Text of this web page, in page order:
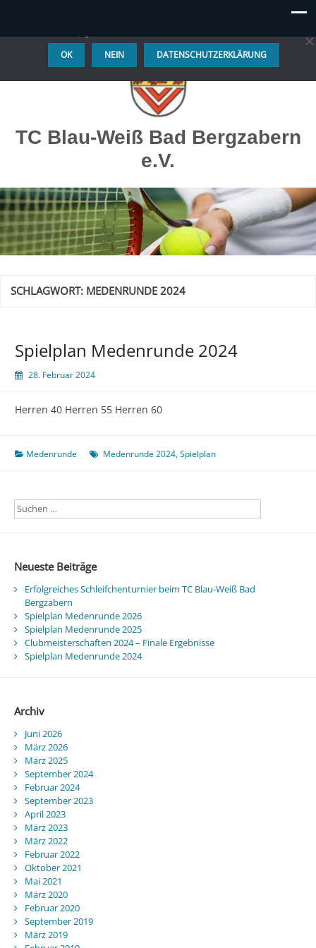
TC Blau-Weiß Bad Bergzabern
e.V.
SCHLAGWORT: MEDENRUNDE 2024
Spielplan Medenrunde 2024
28. Februar 2024
Herren 40 Herren 55 Herren 60
Medenrunde Medenrunde 2024,Spielplan
Neueste Beiträge
Erfolgreiches Schleifchenturnier beim TC Blau-Weiß Bad
Bergzabern
Spielplan Medenrunde 2026
Spielplan Medenrunde 2025
Clubmeisterschaften 2024 – Finale Ergebnisse
Spielplan Medenrunde 2024
Archiv
Juni 2026
März 2026
März 2025
September 2024
Februar 2024
September 2023
April 2023
März 2023
März 2022
Februar 2022
Oktober 2021
Mai 2021
März 2020
Februar 2020
September 2019
März 2019
OK NEIN DATENSCHUTZERKLÄRUNG